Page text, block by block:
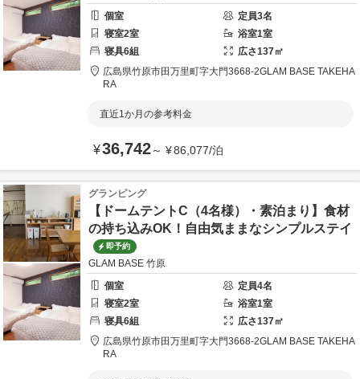
個室
定員3名
寝室2室 浴室1室
寝具6組 広さ137㎡
広島県竹原市田万里町字大門3668-2GLAM BASE TAKEHA
RA
直近1か月の参考料金
¥36,742～ ¥86,077/泊
グランピング
【ドームテントC（4名様）・素泊まり】食材
の持ち込みOK！自由気ままなシンプルステイ
即予約
GLAM BASE 竹原
個室
定員4名
寝室2室 浴室1室
寝具6組 広さ137㎡
広島県竹原市田万里町字大門3668-2GLAM BASE TAKEHA
RA